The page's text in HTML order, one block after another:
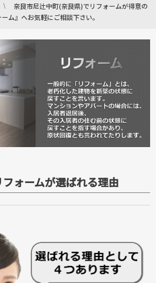
奈良市尼辻中町(奈良県)でリフォームが得意の
ム』へお気軽にご相談下さい。
ォームが選ばれる理由